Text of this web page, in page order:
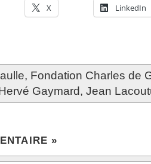
X
LinkedIn
, Fondation Charles de
Gaymard, Jean
»